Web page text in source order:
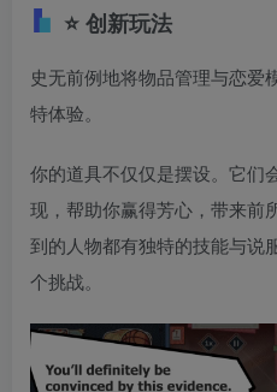
⭐ 创新玩法
史无前例地将物品管理与恋爱
特体验。
你的道具不仅仅是摆设。它们
现，帮助你赢得芳心，带来前
到的人物都有独特的技能与说
个挑战。